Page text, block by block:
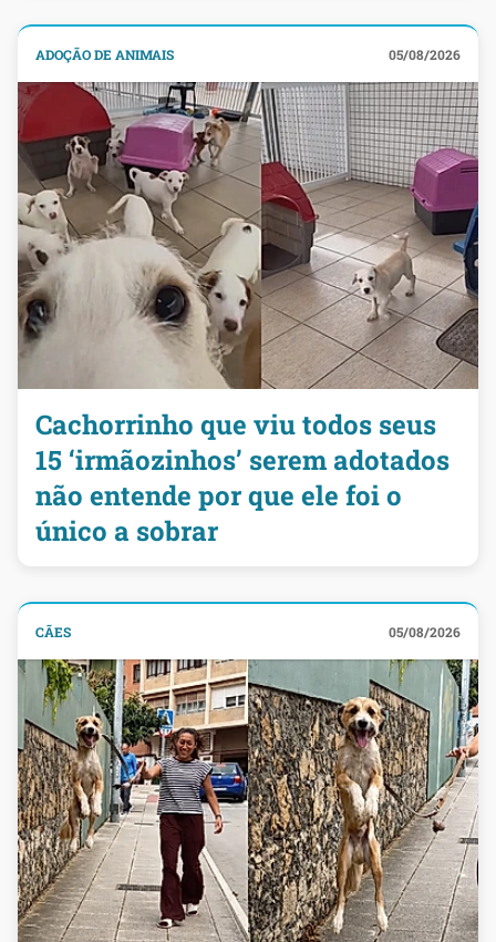
ADOÇÃO DE ANIMAIS 05/08/2026
Cachorrinho que viu todos seus
15 ‘irmãozinhos’ serem adotados
não entende por que ele foi o
único a sobrar
CÃES 05/08/2026